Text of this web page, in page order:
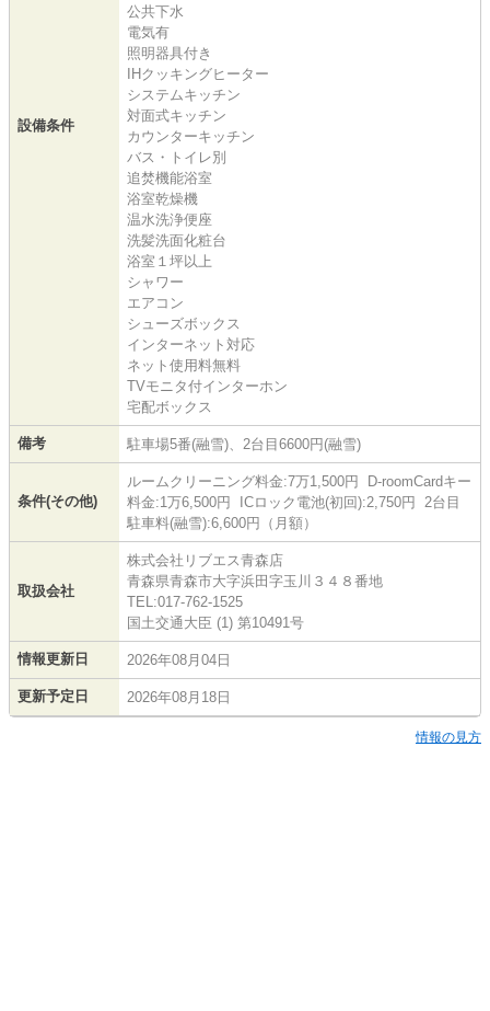
設備条件
公共下水
電気有
照明器具付き
IHクッキングヒーター
システムキッチン
対面式キッチン
カウンターキッチン
バス・トイレ別
追焚機能浴室
浴室乾燥機
温水洗浄便座
洗髪洗面化粧台
浴室１坪以上
シャワー
エアコン
シューズボックス
インターネット対応
ネット使用料無料
TVモニタ付インターホン
宅配ボックス
備考 駐車場5番(融雪)、2台目6600円(融雪)
条件(その他)
ルームクリーニング料金:7万1,500円 D-roomCardキー
料金:1万6,500円 ICロック電池(初回):2,750円 2台目
駐車料(融雪):6,600円（月額）
取扱会社
株式会社リブエス青森店
青森県青森市大字浜田字玉川３４８番地
TEL:017-762-1525
国土交通大臣 (1) 第10491号
情報更新日 2026年08月04日
更新予定日 2026年08月18日
情報の見方